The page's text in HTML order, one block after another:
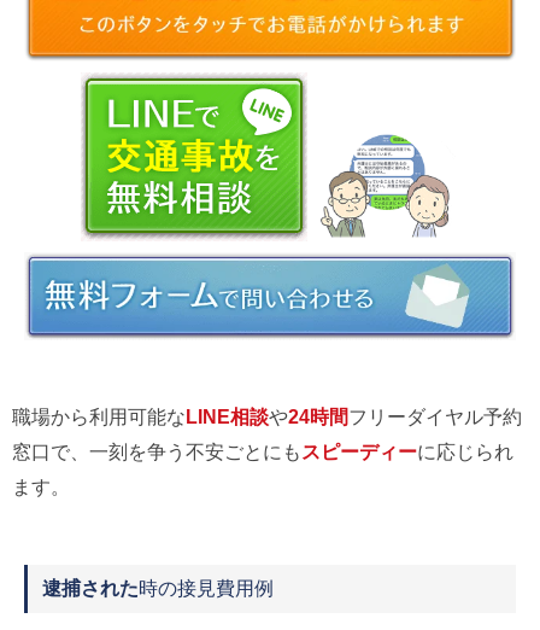
職場から利用可能なLINE相談や24時間フリーダイヤル予約
窓口で、一刻を争う不安ごとにも スピーディーに応じられ
ます。
逮捕された時の接見費用例